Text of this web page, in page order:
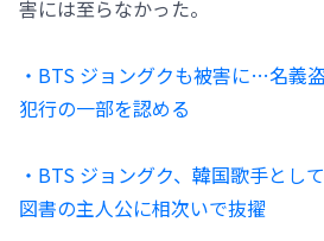
害には至らなかった。
・BTS ジョングクも被害に…名義
犯行の一部を認める
・BTS ジョングク、韓国歌手とし
図書の主人公に相次いで抜擢